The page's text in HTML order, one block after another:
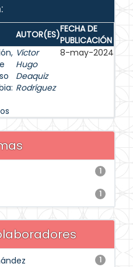
AUTOR(ES)FECHA DE
PUBLICACIÓN
Víctor
Hugo
Deaquiz
Rodríguez
8-may-2024
1
1
1